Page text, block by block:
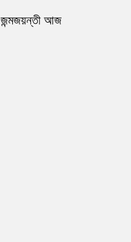
জন্মজয়ন্তী আজ